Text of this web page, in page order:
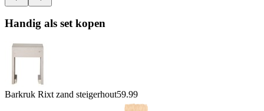
Handig als set kopen
Barkruk Rixt zand steigerhout59.99